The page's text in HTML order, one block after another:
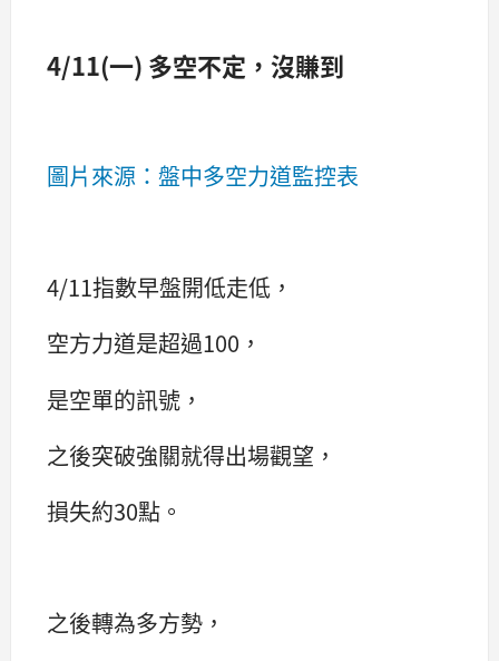
4/11(一) 多空不定，沒賺到
圖片來源：盤中多空力道監控表
4/11指數早盤開低走低，
空方力道是超過100，
是空單的訊號，
之後突破強關就得出場觀望，
損失約30點。
之後轉為多方勢，